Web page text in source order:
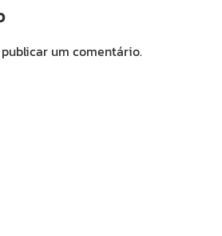
um comentário.